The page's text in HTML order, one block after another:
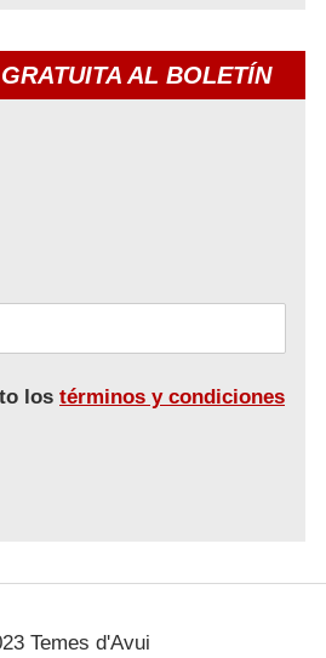
AL BOLETÍN
los términos y condiciones
Temes d'Avui